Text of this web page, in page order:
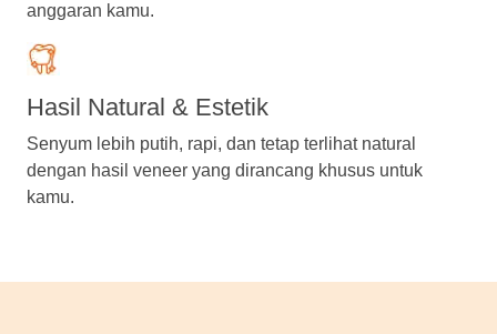
anggaran kamu.
Hasil Natural & Estetik
Senyum lebih putih, rapi, dan tetap terlihat natural
dengan hasil veneer yang dirancang khusus untuk
kamu.